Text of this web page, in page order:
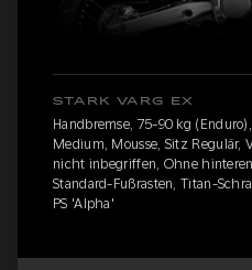
STARK VARG EX
Handbremse, 75-90 kg
Medium, Mousse, Sitz Regulär,
nicht inbegriffen, Ohne
Standard-Fußrasten, Titan-
PS 'Alpha'